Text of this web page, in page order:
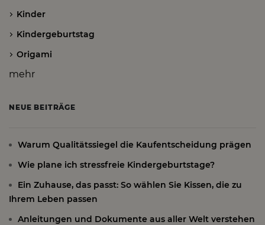
Kinder
Kindergeburtstag
Origami
mehr
NEUE BEITRÄGE
Warum Qualitätssiegel die Kaufentscheidung prägen
Wie plane ich stressfreie Kindergeburtstage?
Ein Zuhause, das passt: So wählen Sie Kissen, die zu
Ihrem Leben passen
Anleitungen und Dokumente aus aller Welt verstehen